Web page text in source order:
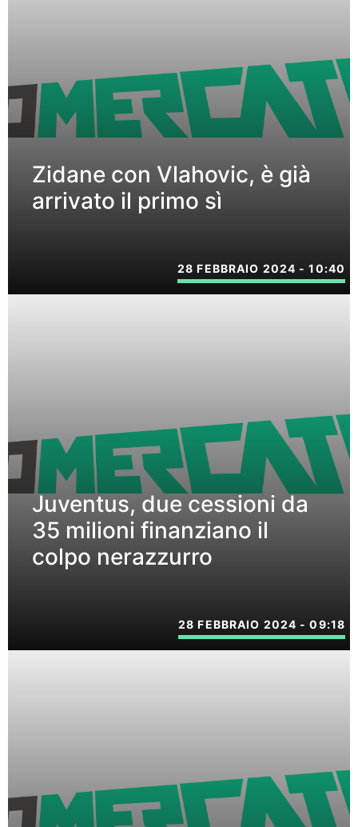
Zidane con Vlahovic, è già
arrivato il primo sì
28 FEBBRAIO 2024 - 10:40
Juventus, due cessioni da
35 milioni finanziano il
colpo nerazzurro
28 FEBBRAIO 2024 - 09:18